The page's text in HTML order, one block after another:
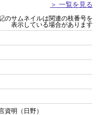
＞ 一覧を見る
のサムネイルは関連の枝番号を
表示している場合があります
資明（日野）